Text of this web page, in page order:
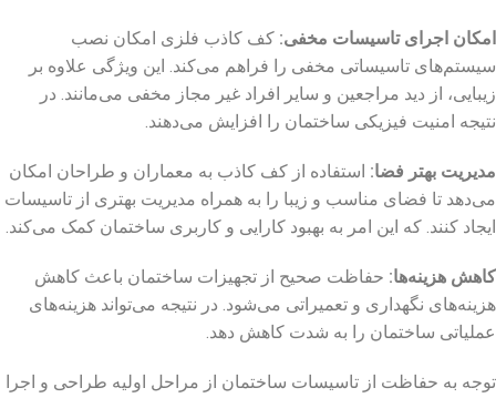
امکان اجرای تاسیسات مخفی: کف کاذب فلزی امکان نصب
سیستم‌های تاسیساتی مخفی را فراهم می‌کند. این ویژگی علاوه بر
زیبایی، از دید مراجعین و سایر افراد غیر مجاز مخفی می‌مانند. در
نتیجه امنیت فیزیکی ساختمان را افزایش می‌دهند.
مدیریت بهتر فضا: استفاده از کف کاذب به معماران و طراحان امکان
می‌دهد تا فضای مناسب و زیبا را به همراه مدیریت بهتری از تاسیسات
ایجاد کنند. که این امر به بهبود کارایی و کاربری ساختمان کمک می‌کند.
کاهش هزینه‌ها: حفاظت صحیح از تجهیزات ساختمان باعث کاهش
هزینه‌های نگهداری و تعمیراتی می‌شود. در نتیجه می‌تواند هزینه‌های
عملیاتی ساختمان را به شدت کاهش دهد.
توجه به حفاظت از تاسیسات ساختمان از مراحل اولیه طراحی و اجرا